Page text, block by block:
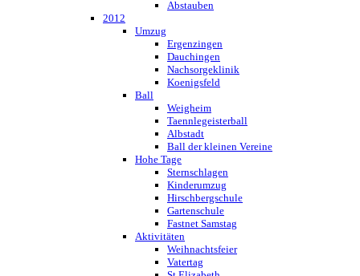
Abstauben
2012
Umzug
Ergenzingen
Dauchingen
Nachsorgeklinik
Koenigsfeld
Ball
Weigheim
Taennlegeisterball
Albstadt
Ball der kleinen Vereine
Hohe Tage
Sternschlagen
Kinderumzug
Hirschbergschule
Gartenschule
Fastnet Samstag
Aktivitäten
Weihnachtsfeier
Vatertag